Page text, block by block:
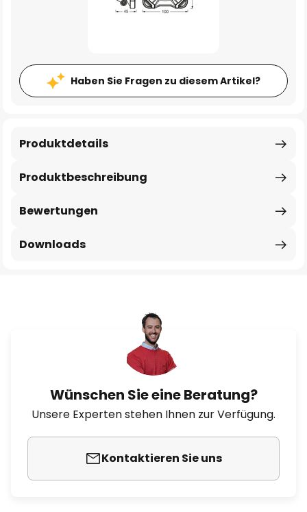
Haben Sie Fragen zu diesem Artikel?
Produktbeschreibung
Produktdetails
Bewertungen
Downloads
Wünschen Sie eine Beratung?
Unsere Experten stehen Ihnen zur Verfügung.
Kontaktieren Sie uns